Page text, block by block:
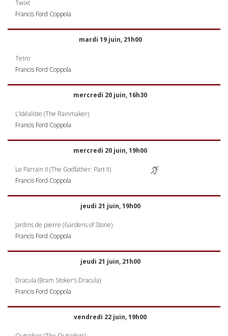
Twixt
Francis Ford Coppola
mardi 19 juin, 21h00
Tetro
Francis Ford Coppola
mercredi 20 juin, 16h30
L’Idéaliste (The Rainmaker)
Francis Ford Coppola
mercredi 20 juin, 19h00
Le Parrain II (The Godfather: Part II)
Francis Ford Coppola
jeudi 21 juin, 19h00
Jardins de pierre (Gardens of Stone)
Francis Ford Coppola
jeudi 21 juin, 21h00
Dracula (Bram Stoker’s Dracula)
Francis Ford Coppola
vendredi 22 juin, 19h00